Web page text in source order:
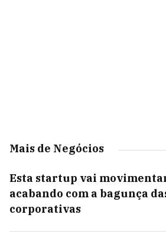
Mais de Negócios
Esta startup vai
acabando com a bagunça
corporativas